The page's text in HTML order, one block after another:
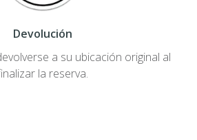
Devolución
a su ubicación original al
la reserva.